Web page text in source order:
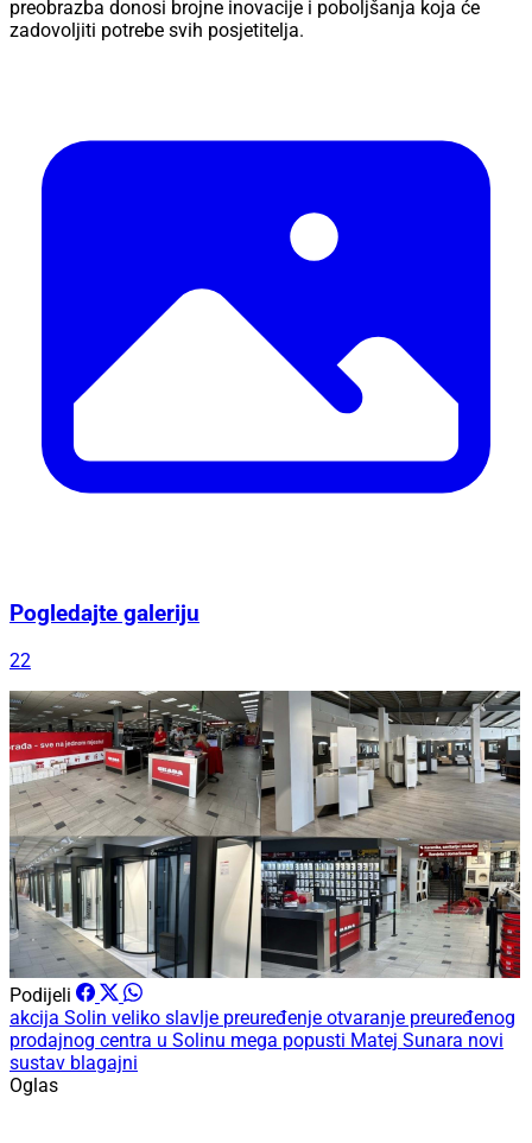
preobrazba donosi brojne inovacije i poboljšanja koja će
zadovoljiti potrebe svih posjetitelja.
Pogledajte galeriju
22
Podijeli
akcija Solin veliko slavlje preuređenje otvaranje preuređenog
prodajnog centra u Solinu mega popusti Matej Sunara novi
sustav blagajni
Oglas